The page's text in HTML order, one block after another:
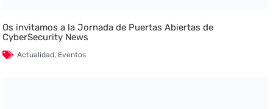
Os invitamos a la Jornada de Puertas Abiertas de
CyberSecurity News
Actualidad, Eventos